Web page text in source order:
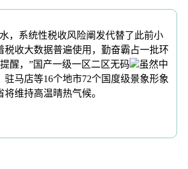
，系统性税收风险阐发代替了此前小
收大数据普遍使用，勤奋霸占一批环
醒，”国产一级一区二区无码
虽然中
马店等16个地市72个国度级景象形象
维持高温晴热气候。